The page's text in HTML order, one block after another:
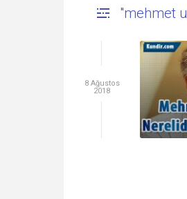
"mehmet
8 Ağustos
2018